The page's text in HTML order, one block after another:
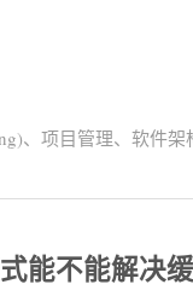
、项目管理、软件
性问题？
能不能解决